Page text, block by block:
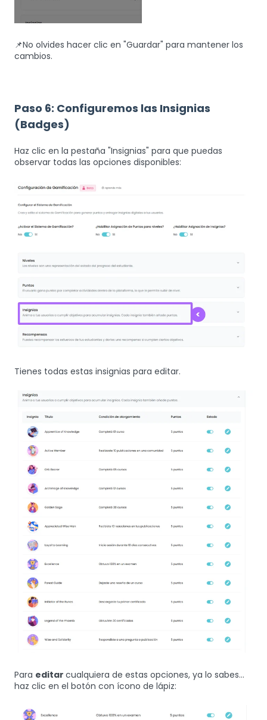
📌No olvides hacer clic en "Guardar" para mantener los
cambios.
Paso 6: Configuremos las Insignias
(Badges)
Haz clic en la pestaña "Insignias" para que puedas
observar todas las opciones disponibles:
Tienes todas estas insignias para editar.
Para editar cualquiera de estas opciones, ya lo sabes...
haz clic en el botón con ícono de lápiz: